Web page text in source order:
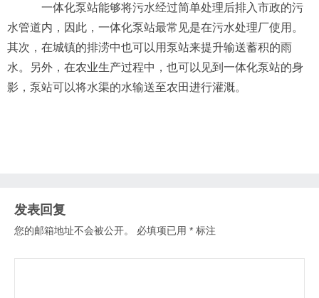
一体化泵站能够将污水经过简单处理后排入市政的污
水管道内，因此，一体化泵站最常见是在污水处理厂使用。
其次，在城镇的排涝中也可以用泵站来提升输送蓄积的雨
水。另外，在农业生产过程中，也可以见到一体化泵站的身
影，泵站可以将水渠的水输送至农田进行灌溉。
发表回复
您的邮箱地址不会被公开。 必填项已用 * 标注